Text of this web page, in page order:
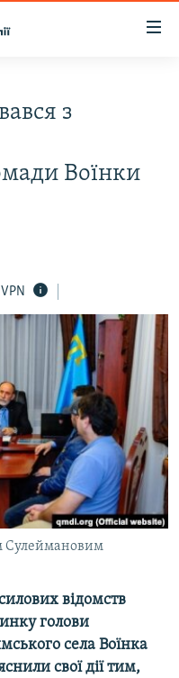
з
Воїнки
Сулеймановим
відомств
голови
села Воїнка
свої дії тим,